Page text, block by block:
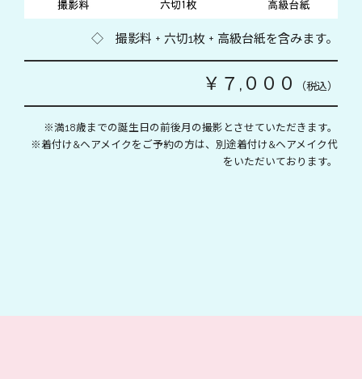
◇ 撮影料 + 六切1枚 + 高級台紙を含みます。
￥７,０００ （税込）
※満18歳までの誕生日の前後月の撮影とさせていただきます。
※着付け&ヘアメイクをご予約の方は、別途着付け&ヘアメイク代
をいただいております。